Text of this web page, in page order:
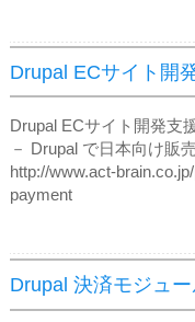
Drupal ECサイト開
Drupal ECサイト開発支
－ Drupal で日本向け販
http://www.act-
payment
Drupal 決済モジュ